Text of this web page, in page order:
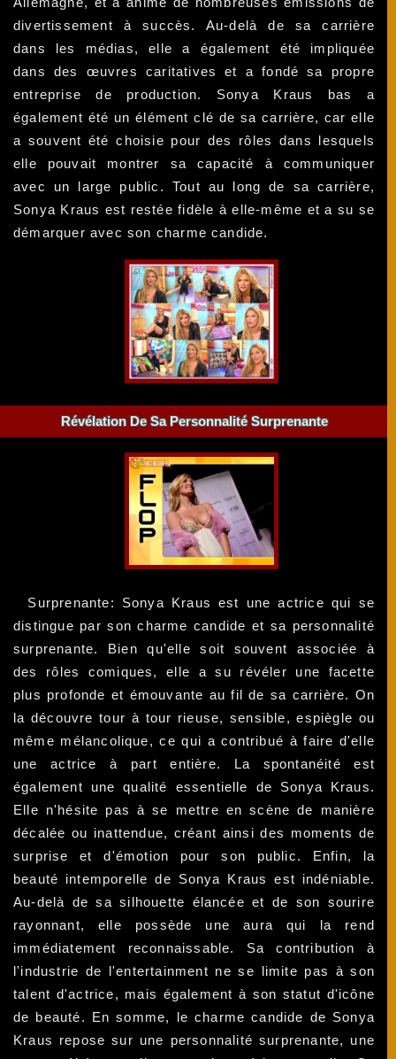
divertissement à succès. Au-delà de sa carrière
dans les médias, elle a également été impliquée
dans des œuvres caritatives et a fondé sa propre
entreprise de production. Sonya Kraus bas a
également été un élément clé de sa carrière, car elle
a souvent été choisie pour des rôles dans lesquels
elle pouvait montrer sa capacité à communiquer
avec un large public. Tout au long de sa carrière,
Sonya Kraus est restée fidèle à elle-même et a su se
démarquer avec son charme candide.
Révélation De Sa Personnalité Surprenante
Surprenante: Sonya Kraus est une actrice qui se
distingue par son charme candide et sa personnalité
surprenante. Bien qu'elle soit souvent associée à
des rôles comiques, elle a su révéler une facette
plus profonde et émouvante au fil de sa carrière. On
la découvre tour à tour rieuse, sensible, espiègle ou
même mélancolique, ce qui a contribué à faire d'elle
une actrice à part entière. La spontanéité est
également une qualité essentielle de Sonya Kraus.
Elle n'hésite pas à se mettre en scène de manière
décalée ou inattendue, créant ainsi des moments de
surprise et d'émotion pour son public. Enfin, la
beauté intemporelle de Sonya Kraus est indéniable.
Au-delà de sa silhouette élancée et de son sourire
rayonnant, elle possède une aura qui la rend
immédiatement reconnaissable. Sa contribution à
l'industrie de l'entertainment ne se limite pas à son
talent d'actrice, mais également à son statut d'icône
de beauté. En somme, le charme candide de Sonya
Kraus repose sur une personnalité surprenante, une